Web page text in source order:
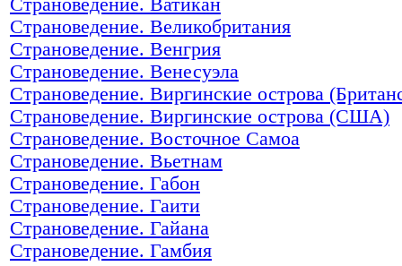
Страноведение. Ватикан
Страноведение. Великобритания
Страноведение. Венгрия
Страноведение. Венесуэла
Страноведение. Виргинские острова
Страноведение. Виргинские острова (США)
Страноведение. Восточное Самоа
Страноведение. Вьетнам
Страноведение. Габон
Страноведение. Гаити
Страноведение. Гайана
Страноведение. Гамбия